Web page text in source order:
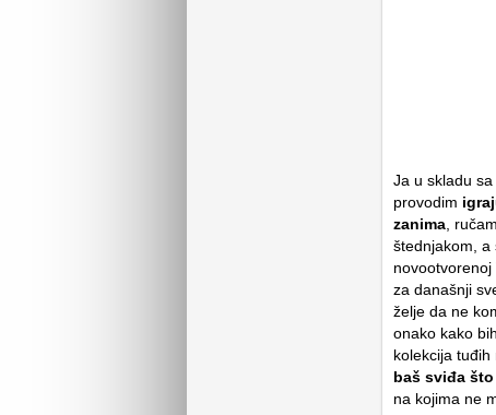
Ja u skladu
provodim
zanima ,
štednjakom, a
za današnji
želje da ne
onako kako
kolekcija tuđih
baš sviđa
na kojima ne